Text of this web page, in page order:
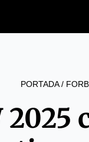
PORTADA/
2025